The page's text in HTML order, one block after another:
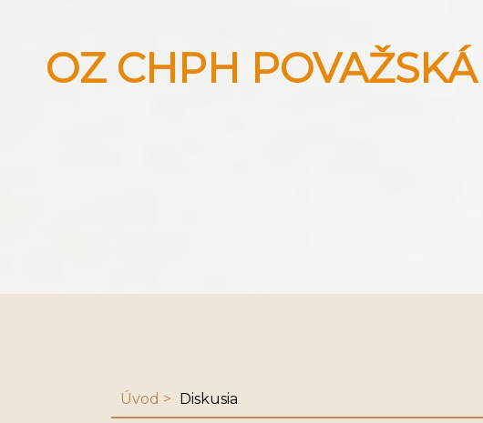
OZ CHPH POVAŽSKÁ
Úvod Diskusia